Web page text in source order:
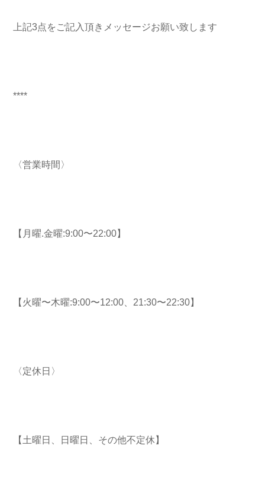
上記3点をご記入頂きメッセージお願い致します
****
〈営業時間〉
【月曜.金曜:9:00〜22:00】
【火曜〜木曜:9:00〜12:00、21:30〜22:30】
〈定休日〉
【土曜日、日曜日、その他不定休】